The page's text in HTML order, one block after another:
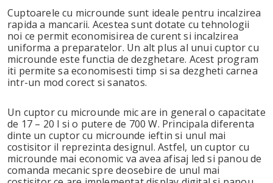
Cuptoarele cu microunde sunt ideale pentru incalzirea
rapida a mancarii. Acestea sunt dotate cu tehnologii
noi ce permit economisirea de curent si incalzirea
uniforma a preparatelor. Un alt plus al unui cuptor cu
microunde este functia de dezghetare. Acest program
iti permite sa economisesti timp si sa dezgheti carnea
intr-un mod corect si sanatos.
Un cuptor cu microunde mic are in general o capacitate
de 17 – 20 l si o putere de 700 W. Principala diferenta
dinte un cuptor cu microunde ieftin si unul mai
costisitor il reprezinta designul. Astfel, un cuptor cu
microunde mai economic va avea afisaj led si panou de
comanda mecanic spre deosebire de unul mai